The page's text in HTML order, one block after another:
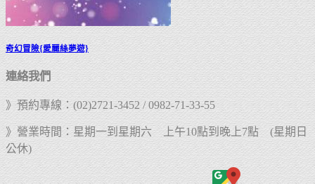
奇幻冒險{愛麗絲夢遊}
連絡我們
》預約專線：(02)2721-3452 / 0982-71-33-55
》營業時間：星期一到星期六 上午10點到晚上7點 (星期日
公休)